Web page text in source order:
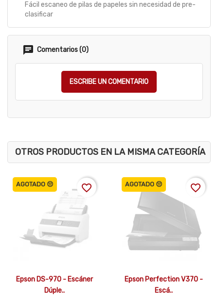
Fácil escaneo de pilas de papeles sin necesidad de pre-
clasificar
Comentarios (0)
ESCRIBE UN COMENTARIO
OTROS PRODUCTOS EN LA MISMA CATEGORÍA
Vista rápida
Epson DS-970 - Escáner
Dúple..
AGOTADO 😔 favorite_border
Vista rápida
Epson Perfection V370 -
Escá..
AGOTADO 😔 favorite_border